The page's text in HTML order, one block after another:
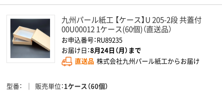
九州パール紙工 【ケース】U 205-2段 共蓋付
00U00012 1ケース(60個)（直送品）
お申込番号：RU89235
お届け日：8月24日（月）まで
直送品 株式会社九州パール紙工からお届け
型番 販売単位 1ケース（60個）